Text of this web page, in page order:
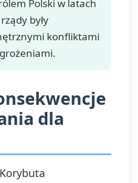
Polski w latach
były
konfliktami
dla